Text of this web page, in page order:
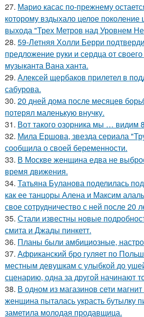
27. Марио касас по-прежнему
которому вздыхало целое поколение
выхода "Трех Метров над Уровнем
28. 59-Летняя Холли Берри
предложение руки и сердца от
музыканта Вана ханта.
29. Алексей щербаков прилетел в
сабурова.
30. 20 дней дома после месяцев
потерял маленькую внучку.
31. Вот такого озорника мы … видим
32. Мила Ершова, звезда сериала
сообщила о своей беременности.
33. В Москве женщина едва не
время движения.
34. Татьяна Буланова поделилась
как ее танцоры Алена и Максим
свое сотрудничество с ней после 20
35. Стали известны новые
смита и Джады пинкетт.
36. Планы были амбициозные,
37. Африканский бро гуляет по
местным девушкам с улыбкой до
сценарию, одна за другой начинают
38. В одном из магазинов сети
женщина пыталась украсть бутылку
заметила молодая продавщица.